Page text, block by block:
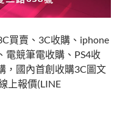
買賣、3C收購、iphone
電競筆電收購、PS4收
，國內首創收購3C圖文
上報價(LINE